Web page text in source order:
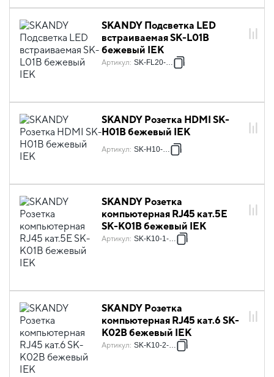
SKANDY Подсветка LED
встраиваемая SK-L01B
бежевый IEK
Артикул: SK-FL20-K10
SKANDY Розетка HDMI SK-
H01B бежевый IEK
Артикул: SK-H10-K10
SKANDY Розетка
компьютерная RJ45 кат.5E
SK-K01B бежевый IEK
Артикул: SK-K10-1-K10
SKANDY Розетка
компьютерная RJ45 кат.6 SK-
K02B бежевый IEK
Артикул: SK-K10-2-K10